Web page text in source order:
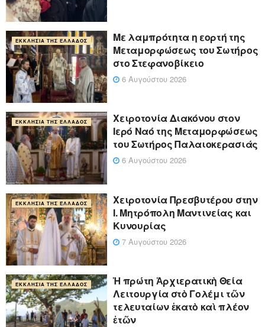
ΕΚΚΛΗΣΊΑ ΤΗΣ ΕΛΛΆΔΟΣ
Με λαμπρότητα η εορτή της
Μεταμορφώσεως του Σωτήρος
στο Στεφανοβίκειο
6 Αυγούστου 2026
ΕΚΚΛΗΣΊΑ ΤΗΣ ΕΛΛΆΔΟΣ
Χειροτονία Διακόνου στον
Ιερό Ναό της Μεταμορφώσεως
του Σωτήρος Παλαιοκερασιάς
6 Αυγούστου 2026
ΕΚΚΛΗΣΊΑ ΤΗΣ ΕΛΛΆΔΟΣ
Xειροτονία Πρεσβυτέρου στην
Ι. Μητρόπολη Μαντινείας και
Κυνουρίας
7 Αυγούστου 2026
ΕΚΚΛΗΣΊΑ ΤΗΣ ΕΛΛΆΔΟΣ
Ἡ πρώτη Ἀρχιερατικὴ Θεία
Λειτουργία στὸ Γολέμι τῶν
τελευταίων ἑκατὸ καὶ πλέον
ἐτῶν